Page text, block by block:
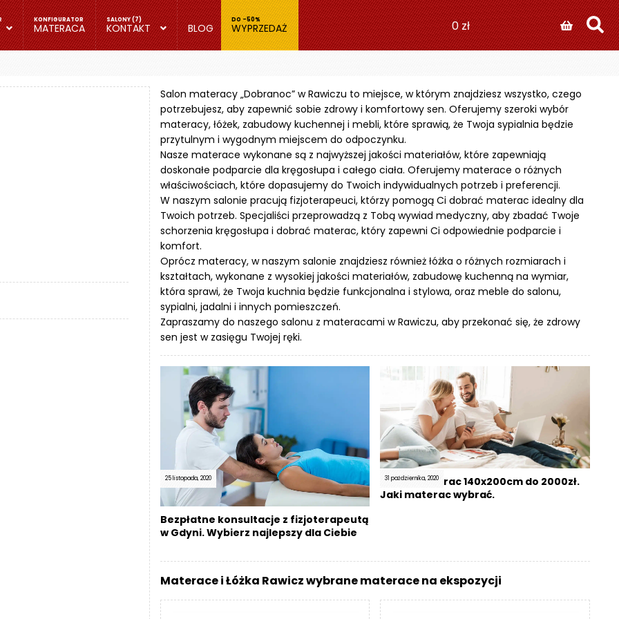
MATERACA KONTAKT BLOG WYPRZEDAŻ 0zł
Salon materacy „Dobranoc” w Rawiczu to miejsce, w którym znajdziesz wszystko, czego
potrzebujesz, aby zapewnić sobie zdrowy i komfortowy sen. Oferujemy szeroki wybór
materacy, łóżek, zabudowy kuchennej i mebli, które sprawią, że Twoja sypialnia będzie
przytulnym i wygodnym miejscem do odpoczynku.
Nasze materace wykonane są z najwyższej jakości materiałów, które zapewniają
doskonałe podparcie dla kręgosłupa i całego ciała. Oferujemy materace o różnych
właściwościach, które dopasujemy do Twoich indywidualnych potrzeb i preferencji.
W naszym salonie pracują fizjoterapeuci, którzy pomogą Ci dobrać materac idealny dla
Twoich potrzeb. Specjaliści przeprowadzą z Tobą wywiad medyczny, aby zbadać Twoje
schorzenia kręgosłupa i dobrać materac, który zapewni Ci odpowiednie podparcie i
komfort.
Oprócz materacy, w naszym salonie znajdziesz również łóżka o różnych rozmiarach i
kształtach, wykonane z wysokiej jakości materiałów, zabudowę kuchenną na wymiar,
która sprawi, że Twoja kuchnia będzie funkcjonalna i stylowa, oraz meble do salonu,
sypialni, jadalni i innych pomieszczeń.
Zapraszamy do naszego salonu z materacami w Rawiczu, aby przekonać się, że zdrowy
sen jest w zasięgu Twojej ręki.
Bezpłatne konsultacje z fizjoterapeutą
w Gdyni. Wybierz najlepszy dla Ciebie
25 listopada, 2020
Dobry materac 140x200cm do 2000zł.
Jaki materac wybrać.
31 października, 2020
Materace i Łóżka Rawicz wybrane materace na ekspozycji